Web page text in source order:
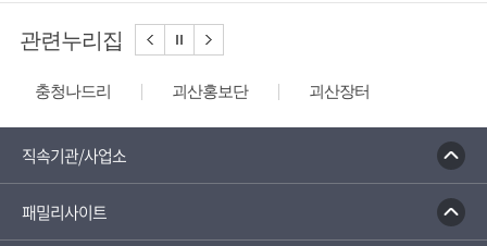
관련누리집
충청나드리 괴산홍보단
괴산장터
성불산 자연휴양림
문화체육관광부
직속기관/사업소
패밀리사이트